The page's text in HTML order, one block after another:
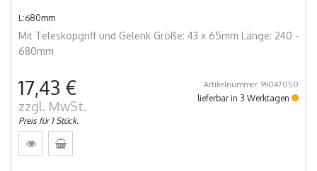
L:680mm
Mit Teleskopgriff und Gelenk Größe: 43 x 65mm Länge: 240 -
680mm
17,43 €
zzgl. MwSt.
Preis für 1 Stück.
Artikelnummer: 99047050
lieferbar in 3 Werktagen